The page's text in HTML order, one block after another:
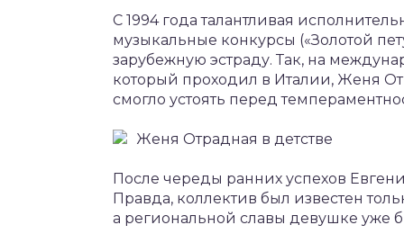
С 1994 года талантливая
музыкальные конкурсы («Золотой
зарубежную эстраду. Так, на
который проходил в Италии, Женя
смогло устоять перед
Женя Отрадная в детстве
После череды ранних успехов
Правда, коллектив был известен
а региональной славы девушке уже